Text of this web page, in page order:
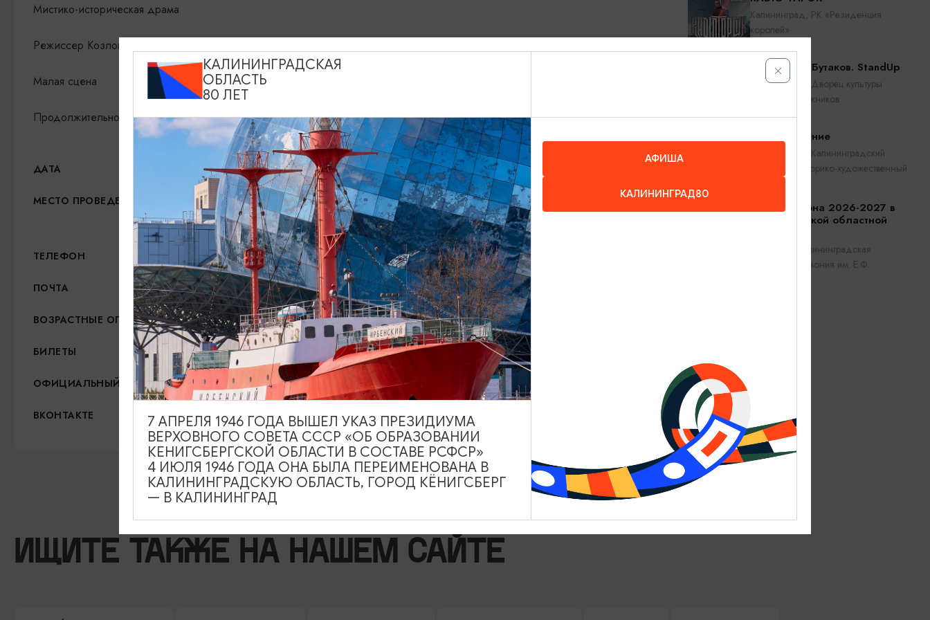
Мистико-историческая драма
Режиссер Козловский Борис
Малая сцена
Продолжительность - 40 минут без антракта
ДАТА 22.06.2026, 11:30
МЕСТО ПРОВЕДЕНИЯ
Калининградский областной театр юного зрителя «Молодежный», ул. Театральная, 5, Советск
Показать на карте
ТЕЛЕФОН +7 (4012) 99-46-00 (Касса)
ПОЧТА info@tuz-sovetsk.ru
ВОЗРАСТНЫЕ ОГРАНИЧЕНИЯ12+
БИЛЕТЫ 300-500
ОФИЦИАЛЬНЫЙ САЙТ https://tuz-sovetsk.ru/
ВКОНТАКТЕ https://vk.com/tuz_sovetsk
Калининград, РК «Резиденция
королей»
Константин Бутаков. StandUp
Калининград, Дворец культуры
железнодорожников
Прикосновение
Калининград, Калининградский
областной историко-художественный
Открытие сезона 2026-2027 в
Калининградской областной
Калининград, Калининградская
областная филармония им. Е.Ф.
ИЩИТЕ ТАКЖЕ НА НАШЕМ САЙТЕ
КАЛИНИНГРАДСКАЯ
ОБЛАСТЬ
80 ЛЕТ
АФИША
КАЛИНИНГРАД80
7 АПРЕЛЯ 1946 ГОДА ВЫШЕЛ УКАЗ ПРЕЗИДИУМА
ВЕРХОВНОГО СОВЕТА СССР «ОБ ОБРАЗОВАНИИ
КЕНИГСБЕРГСКОЙ ОБЛАСТИ В СОСТАВЕ РСФСР»
4 ИЮЛЯ 1946 ГОДА ОНА БЫЛА ПЕРЕИМЕНОВАНА В
КАЛИНИНГРАДСКУЮ ОБЛАСТЬ, ГОРОД КЁНИГСБЕРГ
— В КАЛИНИНГРАД